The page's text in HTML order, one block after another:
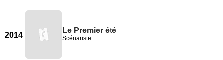
2014
Le Premier été
Scénariste